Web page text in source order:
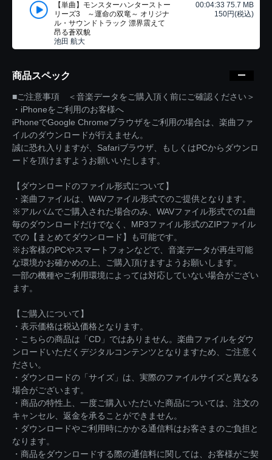
【単曲】モンスターハンターストー
リーズ3 ～運命の双竜～ オリジナ
ル・サウンドトラック 漂界震えて
昂る蒼双貌
池田 航大
00:04:33 75.7 MB
150円(税込)
商品スペック
■ご注意事項 ＜音楽データをご購入頂く前にご確認ください＞
・iPhoneをご利用のお客様へ
iPhoneでGoogle Chromeブラウザをご利用の場合は、楽曲ファ
イルのダウンロードが行えません。
誠に恐れ入りますが、Safariブラウザ、もしくはPCからダウンロ
ードを頂けますようお願いいたします。
【ダウンロードのファイル形式について】
・楽曲ファイルは、WAVファイル形式でのご提供となります。
※アルバムでご購入された場合のみ、WAVファイル形式での1曲
毎のダウンロードだけでなく、MP3ファイル形式のZIPファイル
での【まとめてダウンロード】も可能です。
※お客様のPCやスマートフォンなどで、音楽データが再生可能
な環境かお確かめの上、ご購入頂けますようお願いします。
一部の機種やご利用環境によっては対応していない場合がござい
ます。
【ご購入について】
・表示価格は税込価格となります。
・こちらの商品は「CD」ではありません。楽曲ファイルをダウ
ンロードいただくデジタルコンテンツとなりますため、ご注意く
ださい。
・ダウンロードの「サイズ」は、実際のファイルサイズと異なる
場合がございます。
・商品の特性上、一度ご購入いただいた商品については、注文の
キャンセル、返金を承ることができません。
・ダウンロードやご利用時にかかる通信料はお客さまのご負担と
なります。
・商品をダウンロードする際の通信料に関しては、お客様がご契